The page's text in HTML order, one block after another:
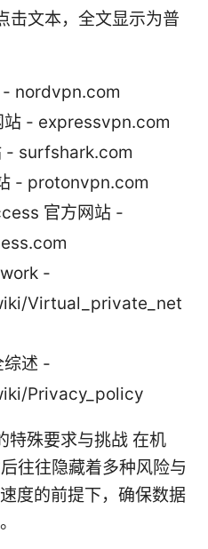
文本，全文显示为普
- nordvpn.com
站 - expressvpn.com
- surfshark.com
- protonvpn.com
官方网站 -
-
Virtual_private_net
综述 -
Privacy_policy
特殊要求与挑战 在机
往往隐藏着多种风险与
度的前提下，确保数据